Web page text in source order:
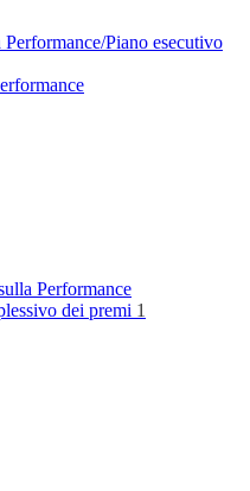
Performance/Piano esecutivo
Performance
dei premi 1